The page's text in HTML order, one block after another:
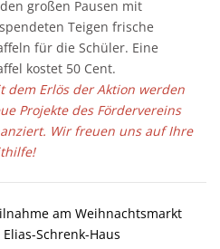
großen Pausen mit
Teigen frische
für die Schüler. Eine
kostet 50 Cent.
dem Erlös der Aktion werden
Projekte des Fördervereins
Wir freuen uns auf Ihre
am Weihnachtsmarkt
Elias-Schrenk-Haus